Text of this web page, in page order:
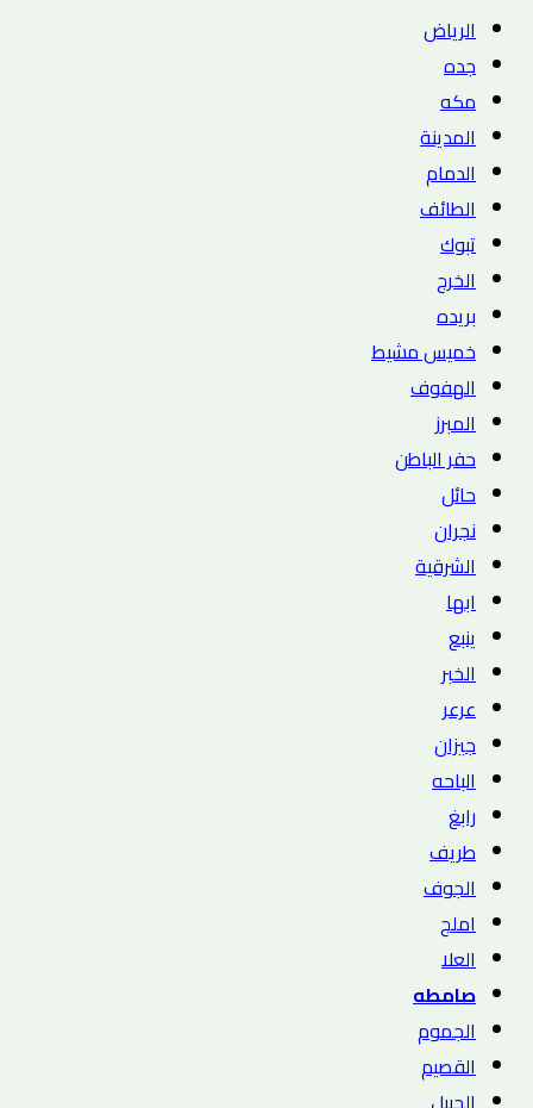
الرياض
جده
مكه
المدينة
الدمام
الطائف
تبوك
الخرج
بريده
خميس مشيط
الهفوف
المبرز
حفر الباطن
حائل
نجران
الشرقية
ابها
ينبع
الخبر
عرعر
جيزان
الباحه
رابغ
طريف
الجوف
املج
العلا
صامطه
الجموم
القصيم